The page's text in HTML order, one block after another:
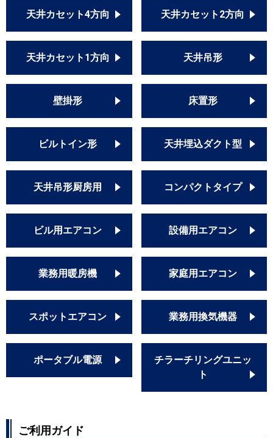
天井カセット4方向 天井カセット2方向
天井カセット1方向 天井吊形
壁掛形 床置形
ビルトイン形 天井埋込ダクト型
天井吊形厨房用 コンパクトタイプ
ビル用エアコン 設備用エアコン
業務用暖房機 家庭用エアコン
スポットエアコン 業務用換気機器
ポータブル電源
チラーチリングユニッ
ト
ご利用ガイド